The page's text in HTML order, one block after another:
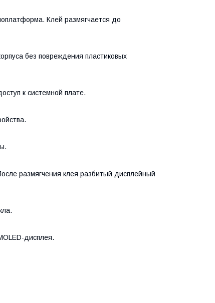
Клей размягчается до
без повреждения пластиковых
к системной плате.
размягчения клея разбитый дисплейный
дисплея.